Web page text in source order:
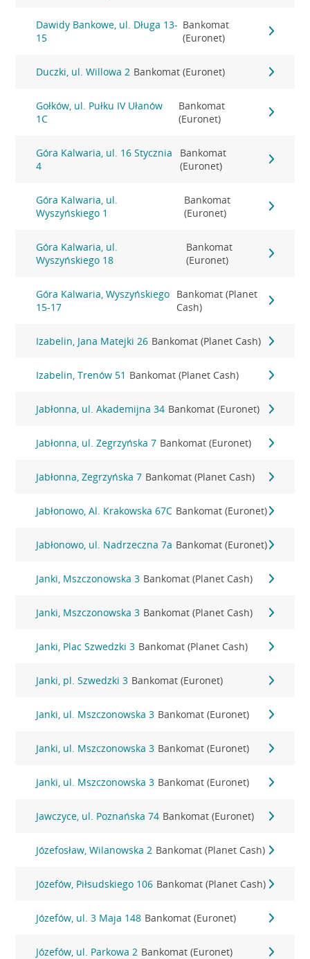
Dawidy Bankowe, ul. Długa 13-
15
Bankomat
(Euronet)
Duczki, ul. Willowa 2 Bankomat (Euronet)
Gołków, ul. Pułku IV Ułanów
1C
Bankomat
(Euronet)
Góra Kalwaria, ul. 16 Stycznia
4
Bankomat
(Euronet)
Góra Kalwaria, ul.
Wyszyńskiego 1
Bankomat
(Euronet)
Góra Kalwaria, ul.
Wyszyńskiego 18
Bankomat
(Euronet)
Góra Kalwaria, Wyszyńskiego
15-17
Bankomat (Planet
Cash)
Izabelin, Jana Matejki 26 Bankomat (Planet Cash)
Izabelin, Trenów 51 Bankomat (Planet Cash)
Jabłonna, ul. Akademijna 34 Bankomat (Euronet)
Jabłonna, ul. Zegrzyńska 7 Bankomat (Euronet)
Jabłonna, Zegrzyńska 7 Bankomat (Planet Cash)
Jabłonowo, Al. Krakowska 67C Bankomat (Euronet)
Jabłonowo, ul. Nadrzeczna 7a Bankomat (Euronet)
Janki, Mszczonowska 3 Bankomat (Planet Cash)
Janki, Mszczonowska 3 Bankomat (Planet Cash)
Janki, Plac Szwedzki 3 Bankomat (Planet Cash)
Janki, pl. Szwedzki 3 Bankomat (Euronet)
Janki, ul. Mszczonowska 3 Bankomat (Euronet)
Janki, ul. Mszczonowska 3 Bankomat (Euronet)
Janki, ul. Mszczonowska 3 Bankomat (Euronet)
Jawczyce, ul. Poznańska 74 Bankomat (Euronet)
Józefosław, Wilanowska 2 Bankomat (Planet Cash)
Józefów, Piłsudskiego 106 Bankomat (Planet Cash)
Józefów, ul. 3 Maja 148 Bankomat (Euronet)
Józefów, ul. Parkowa 2 Bankomat (Euronet)